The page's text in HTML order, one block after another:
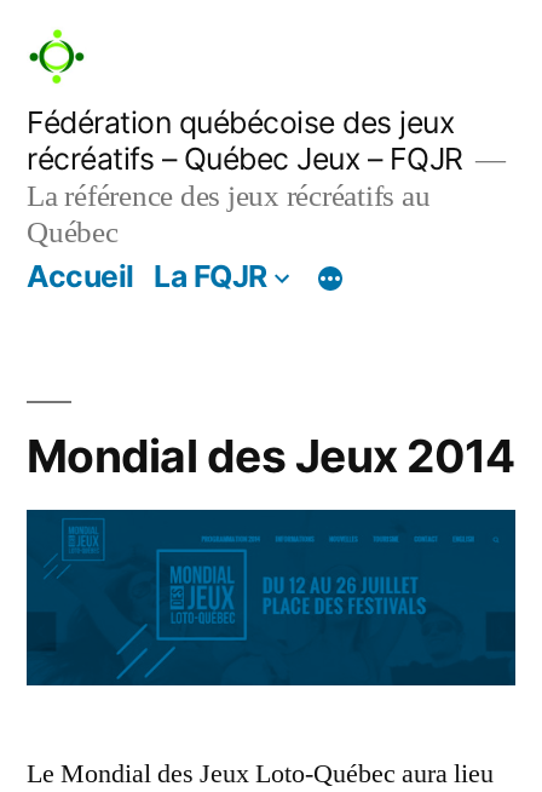
contenu
Fédération québécoise des jeux
récréatifs – Québec Jeux – FQJR
La référence des jeux récréatifs au
Québec
Accueil La FQJR
Mondial des Jeux 2014
Le Mondial des Jeux Loto-Québec aura lieu